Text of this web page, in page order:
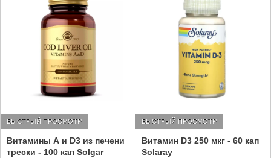
Витамины А и D3 из печени
трески - 100 кап Solgar
БЫСТРЫЙ ПРОСМОТР
Витамин D3 250 мкг - 60 кап
Solaray
БЫСТРЫЙ ПРОСМОТР